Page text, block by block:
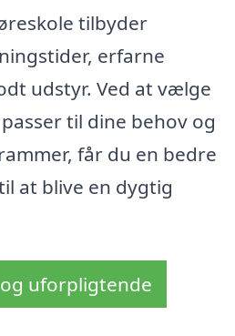
tilbyder
erfarne
udstyr. Ved at vælge
til dine behov og
får du en bedre
at blive en dygtig
uforpligtende